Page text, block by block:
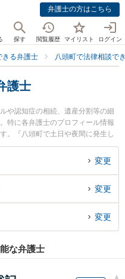
弁護士の方はこちら
探す 閲覧履歴 マイリスト ログイン
きる弁護士 八頭町で法律相談で
護士
や認知症の相続、遺産分割等の細
特に各弁護士のプロフィール情報
。『八頭町で土日や夜間に発生し
談したい』『生前贈与のトラブル
』『初回相談無料で生前贈与を法
変更
変更
変更
な弁護士